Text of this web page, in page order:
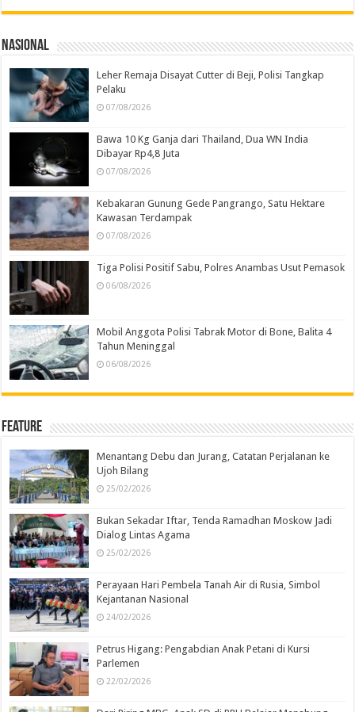
Nasional
Leher Remaja Disayat Cutter di Beji, Polisi Tangkap
Pelaku
07/08/2026
Bawa 10 Kg Ganja dari Thailand, Dua WN India
Dibayar Rp4,8 Juta
07/08/2026
Kebakaran Gunung Gede Pangrango, Satu Hektare
Kawasan Terdampak
07/08/2026
Tiga Polisi Positif Sabu, Polres Anambas Usut Pemasok
06/08/2026
Mobil Anggota Polisi Tabrak Motor di Bone, Balita 4
Tahun Meninggal
06/08/2026
Feature
Menantang Debu dan Jurang, Catatan Perjalanan ke
Ujoh Bilang
25/02/2026
Bukan Sekadar Iftar, Tenda Ramadhan Moskow Jadi
Dialog Lintas Agama
25/02/2026
Perayaan Hari Pembela Tanah Air di Rusia, Simbol
Kejantanan Nasional
24/02/2026
Petrus Higang: Pengabdian Anak Petani di Kursi
Parlemen
22/02/2026